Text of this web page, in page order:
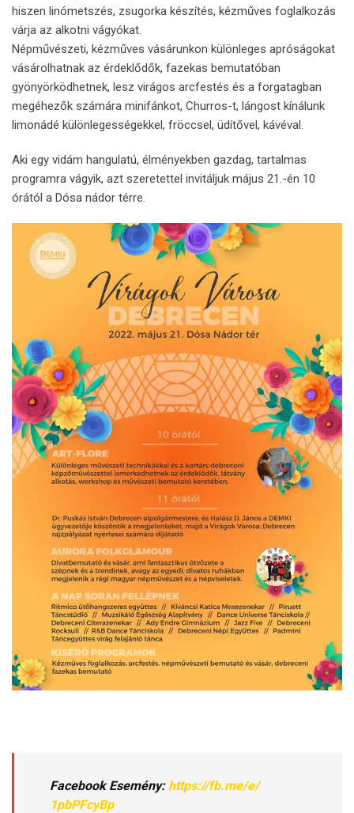
hiszen linómetszés, zsugorka készítés, kézműves foglalkozás
várja az alkotni vágyókat.
Népművészeti, kézműves vásárunkon különleges apróságokat
vásárolhatnak az érdeklődők, fazekas bemutatóban
gyönyörködhetnek, lesz virágos arcfestés és a forgatagban
megéhezők számára minifánkot, Churros-t, lángost kínálunk
limonádé különlegességekkel, fröccsel, üdítővel, kávéval.
Aki egy vidám hangulatú, élményekben gazdag, tartalmas
programra vágyik, azt szeretettel invitáljuk május 21.-én 10
órától a Dósa nádor térre.
Facebook Esemény: https://fb.me/e/
1pbPFcyBp